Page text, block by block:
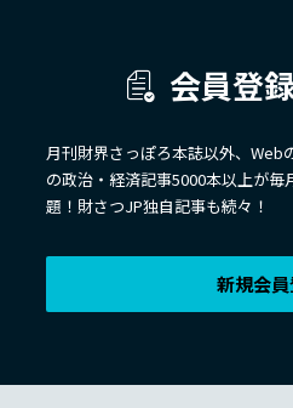
会員登
月刊財界さっぽろ本誌以外、Web
の政治・経済記事5000本以上が毎
題！財さつJP独自記事も続々！
新規会